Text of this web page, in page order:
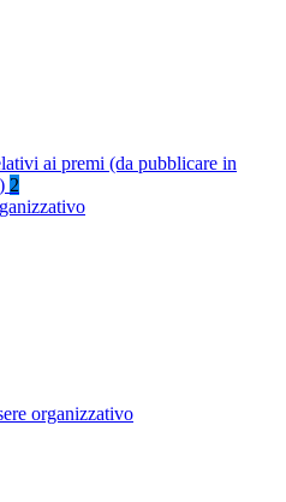
ai premi (da pubblicare in
2
organizzativo